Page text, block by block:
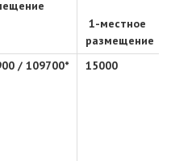
1-местное
размещение
/ 109700* 15000